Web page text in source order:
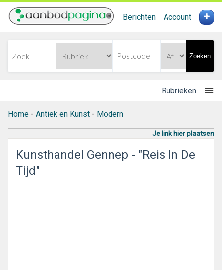
Berichten Account +
Zoeken
Rubrieken
Home - Antiek en Kunst - Modern
Je link hier plaatsen
Kunsthandel Gennep - "Reis In De
Tijd"